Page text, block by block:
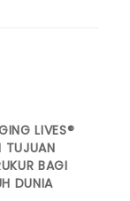
LIVES®
TUJUAN
BAGI
DUNIA